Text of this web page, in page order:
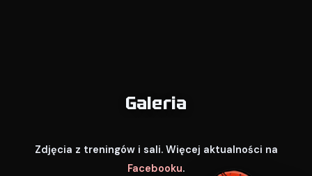
Galeria
Zdjęcia z treningów i sali. Więcej aktualności na
Facebooku.